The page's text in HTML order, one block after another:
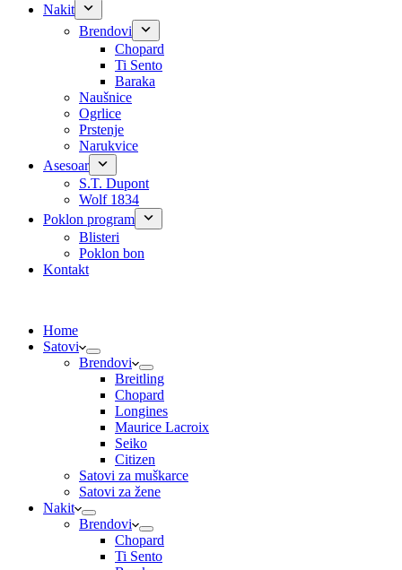
Nakit
Brendovi
Chopard
Ti Sento
Baraka
Naušnice
Ogrlice
Prstenje
Narukvice
Asesoar
S.T. Dupont
Wolf 1834
Poklon program
Blisteri
Poklon bon
Kontakt
Home
Satovi
Brendovi
Breitling
Chopard
Longines
Maurice Lacroix
Seiko
Citizen
Satovi za muškarce
Satovi za žene
Nakit
Brendovi
Chopard
Ti Sento